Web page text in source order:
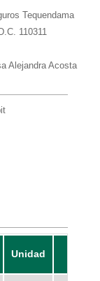
Tequendama
110311
Alejandra Acosta
Unidad